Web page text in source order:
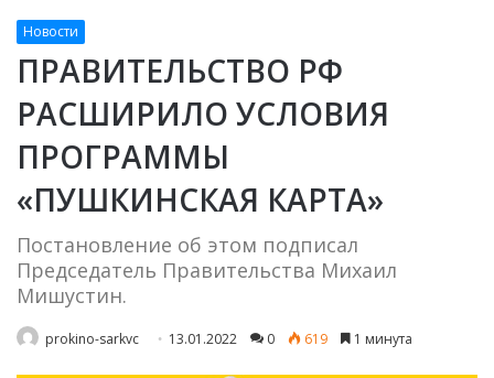
Новости
ПРАВИТЕЛЬСТВО РФ
РАСШИРИЛО УСЛОВИЯ
ПРОГРАММЫ
«ПУШКИНСКАЯ КАРТА»
Постановление об этом подписал
Председатель Правительства Михаил
Мишустин.
prokino-sarkvc 13.01.2022 0 619 1 минута